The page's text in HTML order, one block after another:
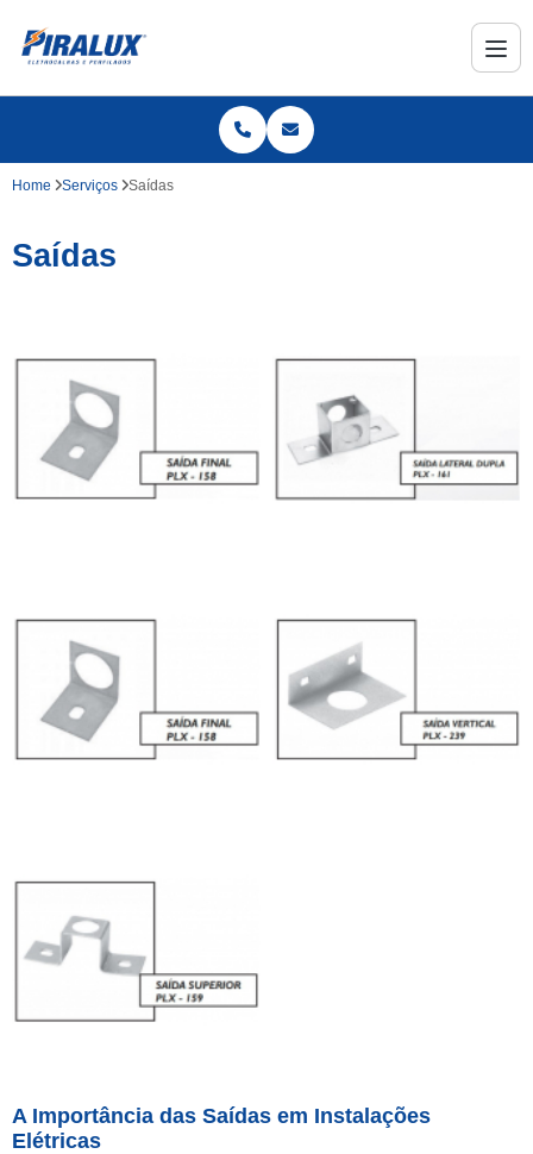
Home Serviços Saídas
Saídas
A Importância das Saídas em Instalações
Elétricas